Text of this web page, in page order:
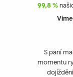
99,8 %
S paní
momentu